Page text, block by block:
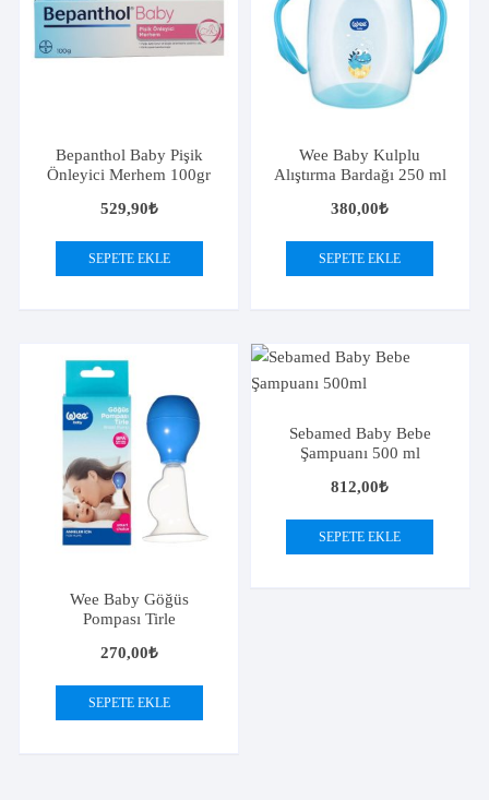
Bepanthol Baby Pişik
Önleyici Merhem 100gr
529,90₺
SEPETE EKLE
Wee Baby Kulplu
Alıştırma Bardağı 250 ml
380,00₺
SEPETE EKLE
Wee Baby Göğüs
Pompası Tirle
270,00₺
SEPETE EKLE
Sebamed Baby Bebe
Şampuanı 500 ml
812,00₺
SEPETE EKLE